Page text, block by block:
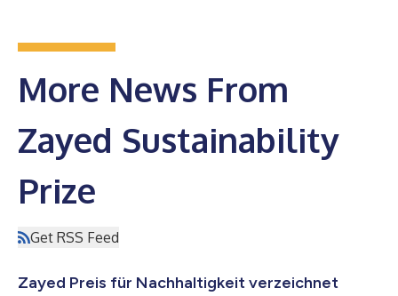
More News From
Zayed Sustainability
Prize
Get RSS Feed
Zayed Preis für Nachhaltigkeit verzeichnet